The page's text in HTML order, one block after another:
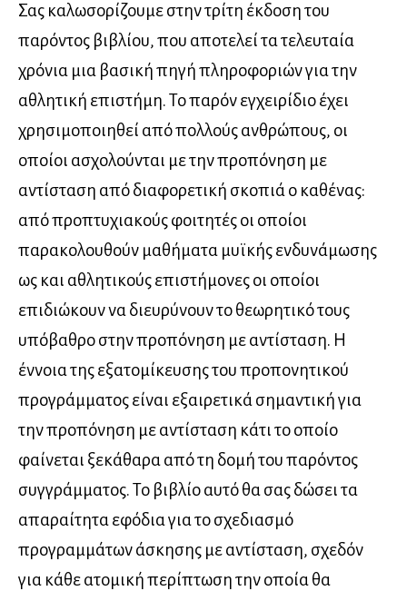
Σας καλωσορίζουμε στην τρίτη έκδοση του
παρόντος βιβλίου, που αποτελεί τα τελευταία
χρόνια μια βασική πηγή πληροφοριών για την
αθλητική επιστήμη. Το παρόν εγχειρίδιο έχει
χρησιμοποιηθεί από πολλούς ανθρώπους, οι
οποίοι ασχολούνται με την προπόνηση με
αντίσταση από διαφορετική σκοπιά ο καθένας:
από προπτυχιακούς φοιτητές οι οποίοι
παρακολουθούν μαθήματα μυϊκής ενδυνάμωσης
ως και αθλητικούς επιστήμονες οι οποίοι
επιδιώκουν να διευρύνουν το θεωρητικό τους
υπόβαθρο στην προπόνηση με αντίσταση. Η
έννοια της εξατομίκευσης του προπονητικού
προγράμματος είναι εξαιρετικά σημαντική για
την προπόνηση με αντίσταση κάτι το οποίο
φαίνεται ξεκάθαρα από τη δομή του παρόντος
συγγράμματος. Το βιβλίο αυτό θα σας δώσει τα
απαραίτητα εφόδια για το σχεδιασμό
προγραμμάτων άσκησης με αντίσταση, σχεδόν
για κάθε ατομική περίπτωση την οποία θα